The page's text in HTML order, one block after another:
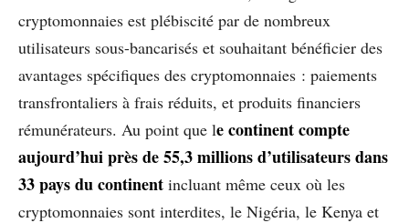
cryptomonnaies est plébiscité par de nombreux
utilisateurs sous-bancarisés et souhaitant bénéficier des
avantages spécifiques des cryptomonnaies : paiements
transfrontaliers à frais réduits, et produits financiers
rémunérateurs. Au point que le continent compte
aujourd’hui près de 55,3 millions d’utilisateurs dans
33 pays du continent incluant même ceux où les
cryptomonnaies sont interdites, le Nigéria, le Kenya et